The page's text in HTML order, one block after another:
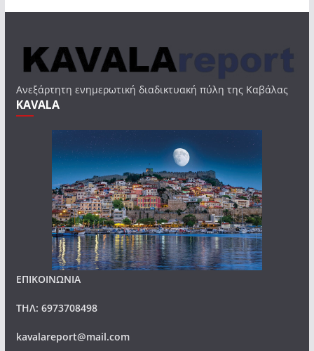
Ανεξάρτητη ενημερωτική διαδικτυακή πύλη της Καβάλας
KAVALA
ΕΠΙΚΟΙΝΩΝΙΑ
ΤΗΛ: 6973708498
kavalareport@mail.com